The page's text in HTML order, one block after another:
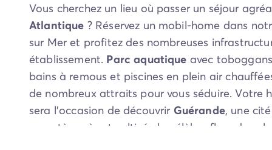
Camping Chenonceau
Camping Champagne-Ardenne
Camping Ardennes
Camping Corse
Camping Corse-du-Sud
Camping Bonifacio
Camping Porto Vecchio
Camping Haute-Corse
Camping Bastia
Vous cherchez un lieu où passer un séjour
Atlantique ? Réservez un mobil-home dans
sur Mer et profitez des nombreuses
établissement. Parc aquatique avec
bains à remous et piscines en plein air
de nombreux attraits pour vous séduire. Votre
sera l’occasion de découvrir Guérande, une
caractère où est cultivée la célèbre fleur de sel.